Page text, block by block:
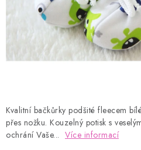
Kontakty Proč AMÁLKA?
Tabulka velikostí
Postup pro
Velkoobchod
Obchodní
Podmínky ochrany osobních údajů
Kvalitní bačkůrky podšité fleecem
přes nožku. Kouzelný potisk s
ochrání Vaše... Více informací